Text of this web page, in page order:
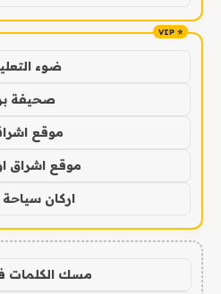
ضوء
صحيفة
موقع
موقع اشراق
اركان
مسك الكلمات